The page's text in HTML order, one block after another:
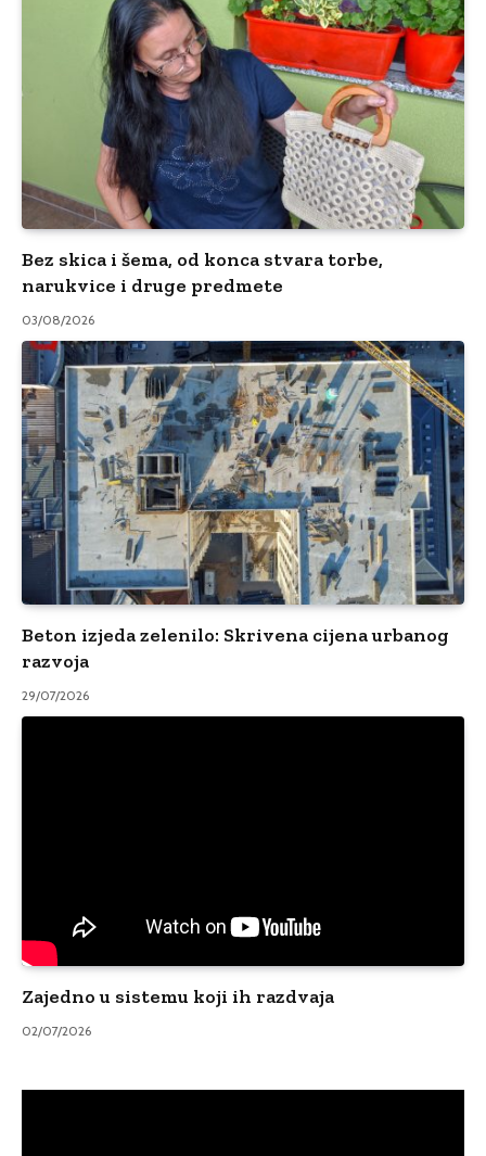
Bez skica i šema, od konca stvara torbe,
narukvice i druge predmete
03/08/2026
Beton izjeda zelenilo: Skrivena cijena urbanog
razvoja
29/07/2026
Zajedno u sistemu koji ih razdvaja
02/07/2026